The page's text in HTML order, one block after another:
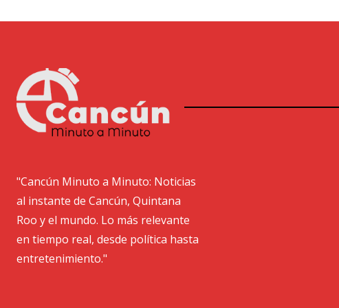
"Cancún Minuto a Minuto: Noticias
al instante de Cancún, Quintana
Roo y el mundo. Lo más relevante
en tiempo real, desde política hasta
entretenimiento."